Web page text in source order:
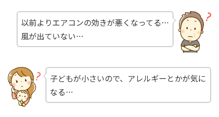
以前よりエアコンの効きが悪くなってる…
風が出ていない…
子どもが小さいので、アレルギーとかが気に
なる…